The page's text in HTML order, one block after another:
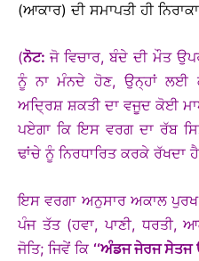
(ਆਕਾਰ) ਦੀ ਸਮਾਪਤੀ ਹੀ
(ਨੋਟ: ਜੋ ਵਿਚਾਰ, ਬੰਦੇ ਦੀ ਮੌਤ
ਨੂੰ ਨਾ ਮੰਨਦੇ ਹੋਣ, ਉਨ੍ਹਾਂ ਲਈ
ਅਦ੍ਰਿਸ਼ ਸ਼ਕਤੀ ਦਾ ਵਜੂਦ ਕੋਈ
ਪਏਗਾ ਕਿ ਇਸ ਵਰਗ ਦਾ ਰੱਬ
ਢਾਂਚੇ ਨੂੰ ਨਿਰਧਾਰਿਤ ਕਰਕੇ ਰੱਖਦਾ
ਇਸ ਵਰਗਾ ਅਨੁਸਾਰ ਅਕਾਲ
ਪੰਜ ਤੱਤ (ਹਵਾ, ਪਾਣੀ, ਧਰਤੀ,
ਜੋਤਿ; ਜਿਵੇਂ ਕਿ‘‘ਅੰਡਜ ਜੇਰਜ ਸੇਤਜ